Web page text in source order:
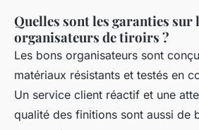
Quelles sont les garanties sur
organisateurs de tiroirs ?
Les bons organisateurs sont
matériaux résistants et testés en
Un service client réactif et une
qualité des finitions sont aussi de